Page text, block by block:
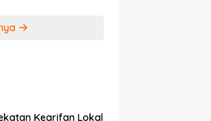
Kearifan Lokal